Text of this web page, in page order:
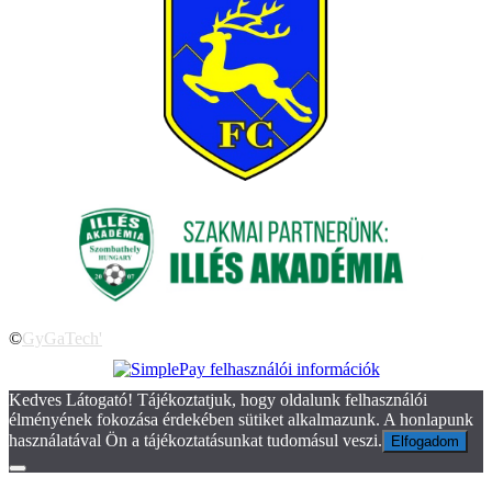
©GyGaTech'
Kedves Látogató! Tájékoztatjuk, hogy oldalunk felhasználói
élményének fokozása érdekében sütiket alkalmazunk. A honlapunk
használatával Ön a tájékoztatásunkat tudomásul veszi.
Elfogadom